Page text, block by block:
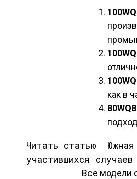
как в
Читать статью
участившихся
Все модели